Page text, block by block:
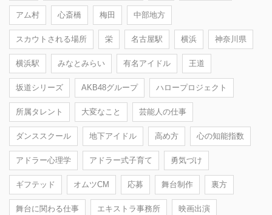
アム村 心斎橋 梅田 中部地方
スカウトされる場所 栄 名古屋駅 横浜 神奈川県
横浜駅 みなとみらい 有名アイドル 王道
坂道シリーズ AKB48グループ ハロープロジェクト
所属タレント 大変なこと 芸能人の仕事
ダンススクール 地下アイドル 高め方 心の知能指数
アドラー心理学 アドラー式子育て 勇気づけ
ギフテッド オムツCM 応募 舞台制作 裏方
舞台に関わる仕事 エキストラ事務所 映画出演